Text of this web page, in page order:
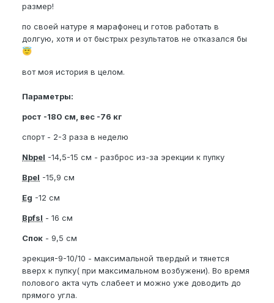
размер!
по своей натуре я марафонец и готов работать в
долгую, хотя и от быстрых результатов не отказался бы
😇
вот моя история в целом.
Параметры:
рост -180 см, вес -76 кг
спорт - 2-3 раза в неделю
Nbpel -14,5-15 см - разброс из-за эрекции к пупку
Bpel -15,9 см
Eg -12 см
Bpfsl - 16 см
Спок - 9,5 см
эрекция-9-10/10 - максимальной твердый и тянется
вверх к пупку( при максимальном возбужени). Во время
полового акта чуть слабеет и можно уже доводить до
прямого угла.